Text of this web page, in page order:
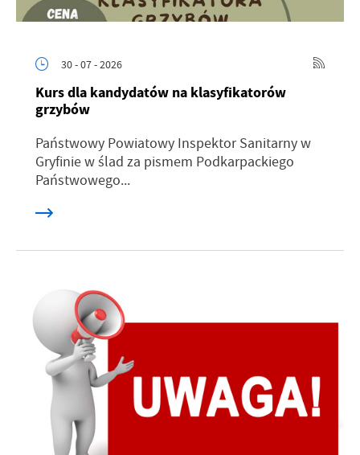
30 - 07 - 2026
Kurs dla kandydatów na klasyfikatorów
grzybów
Państwowy Powiatowy Inspektor Sanitarny w
Gryfinie w ślad za pismem Podkarpackiego
Państwowego...